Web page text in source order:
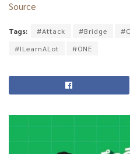
Source
Tags: #Attack #Bridge
#ILearnALot
#ONE